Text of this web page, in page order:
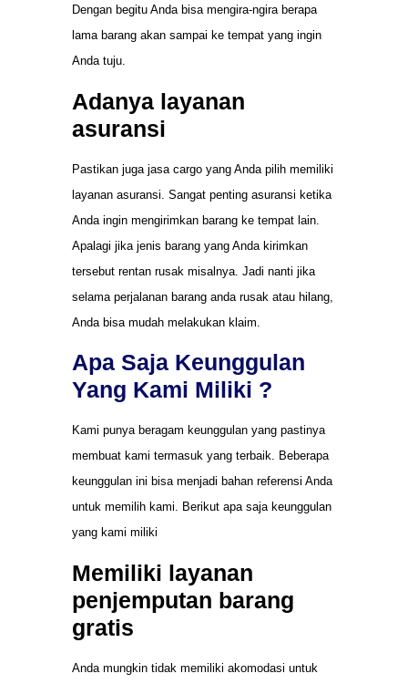
Dengan begitu Anda bisa mengira-ngira berapa
lama barang akan sampai ke tempat yang ingin
Anda tuju.
Adanya layanan
asuransi
Pastikan juga jasa cargo yang Anda pilih memiliki
layanan asuransi. Sangat penting asuransi ketika
Anda ingin mengirimkan barang ke tempat lain.
Apalagi jika jenis barang yang Anda kirimkan
tersebut rentan rusak misalnya. Jadi nanti jika
selama perjalanan barang anda rusak atau hilang,
Anda bisa mudah melakukan klaim.
Apa Saja Keunggulan
Yang Kami Miliki ?
Kami punya beragam keunggulan yang pastinya
membuat kami termasuk yang terbaik. Beberapa
keunggulan ini bisa menjadi bahan referensi Anda
untuk memilih kami. Berikut apa saja keunggulan
yang kami miliki
Memiliki layanan
penjemputan barang
gratis
Anda mungkin tidak memiliki akomodasi untuk